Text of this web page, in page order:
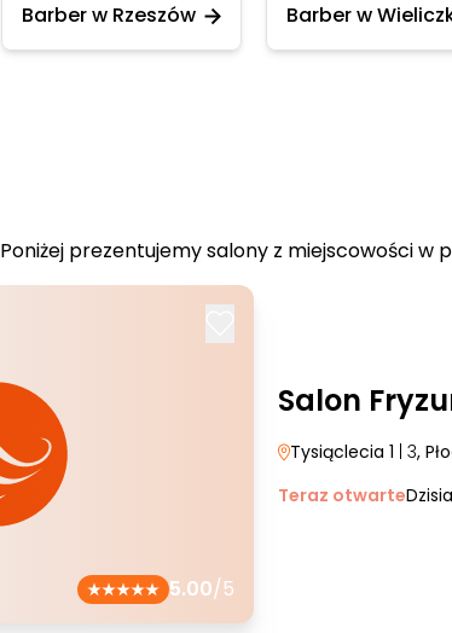
Barber w Rzeszów Barber w
Poniżej prezentujemy salony z miejscowości w
5.00/5
Salon
Tysiąclecia 1 | 3,
Teraz otwarte